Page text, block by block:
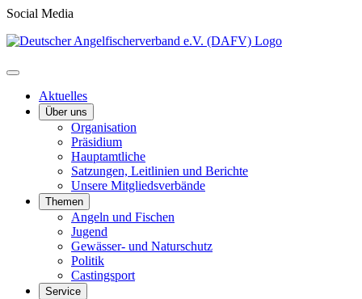
Social Media
Aktuelles
Über uns
Organisation
Präsidium
Hauptamtliche
Satzungen, Leitlinien und Berichte
Unsere Mitgliedsverbände
Themen
Angeln und Fischen
Jugend
Gewässer- und Naturschutz
Politik
Castingsport
Service